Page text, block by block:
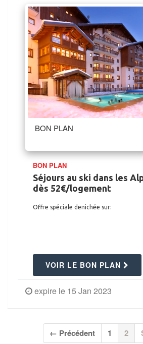
BON PLAN
BON PLAN
Séjours au ski dans les
dès 52€/logement
Offre spéciale denichée sur:
VOIR LE BON PLAN
expire le 15 Jan 2023
← Précédent 1 2